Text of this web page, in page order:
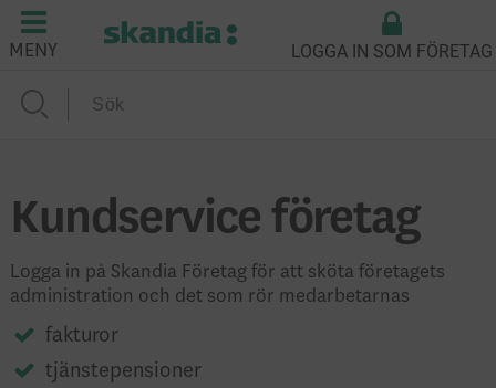
MENY LOGGA IN SOM FÖRETAG
Kundservice företag
Logga in på Skandia Företag för att sköta företagets
administration och det som rör medarbetarnas
fakturor
tjänstepensioner